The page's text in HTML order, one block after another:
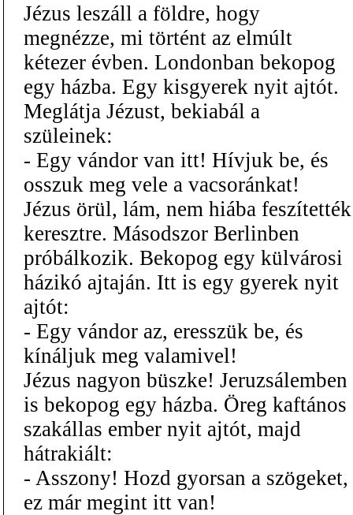
Jézus leszáll a földre, hogy
megnézze, mi történt az elmúlt
kétezer évben. Londonban bekopog
egy házba. Egy kisgyerek nyit ajtót.
Meglátja Jézust, bekiabál a
szüleinek:
- Egy vándor van itt! Hívjuk be, és
osszuk meg vele a vacsoránkat!
Jézus örül, lám, nem hiába feszítették
keresztre. Másodszor Berlinben
próbálkozik. Bekopog egy külvárosi
házikó ajtaján. Itt is egy gyerek nyit
ajtót:
- Egy vándor az, eresszük be, és
kínáljuk meg valamivel!
Jézus nagyon büszke! Jeruzsálemben
is bekopog egy házba. Öreg kaftános
szakállas ember nyit ajtót, majd
hátrakiált:
- Asszony! Hozd gyorsan a szögeket,
ez már megint itt van!